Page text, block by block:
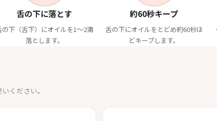
舌の下に落とす
の下（舌下）にオイルを1〜2滴
落とします。
約60秒キープ
舌の下にオイルをとどめ約60秒ほ
どキープします。
ください。